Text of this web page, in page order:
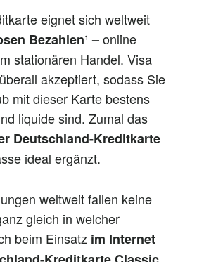
eignet sich weltweit
Bezahlen¹ –online
stationären Handel. Visa
akzeptiert, sodass Sie
mit dieser Karte bestens
liquide sind. Zumal das
Deutschland-Kreditkarte
ideal ergänzt.
weltweit fallen keine
gleich in welcher
beim Einsatz im Internet